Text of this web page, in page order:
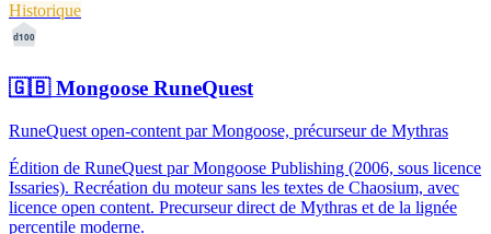
Historique
d100
🇬🇧Mongoose RuneQuest
RuneQuest open-content par Mongoose, précurseur de Mythras
Édition de RuneQuest par Mongoose Publishing (2006, sous licence
Issaries). Recréation du moteur sans les textes de Chaosium, avec
licence open content. Precurseur direct de Mythras et de la lignée
percentile moderne.